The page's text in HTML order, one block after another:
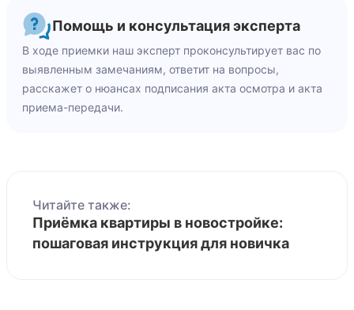
Помощь и консультация эксперта
В ходе приемки наш эксперт проконсультирует вас по
выявленным замечаниям, ответит на вопросы,
расскажет о нюансах подписания акта осмотра и акта
приема-передачи.
Читайте также:
Приёмка квартиры в новостройке:
пошаговая инструкция для новичка